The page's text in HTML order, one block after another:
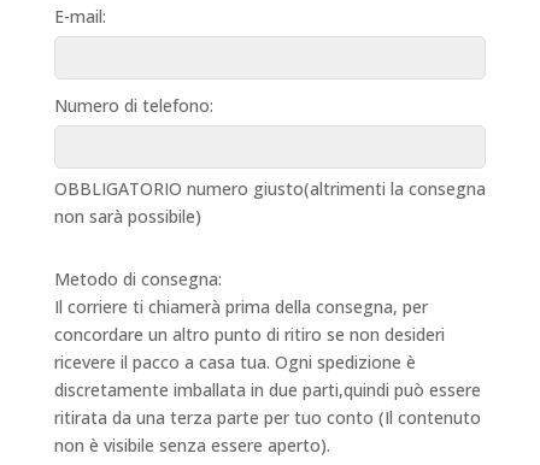
E-mail:
Numero di telefono:
OBBLIGATORIO numero giusto(altrimenti la consegna
non sarà possibile)
Metodo di consegna:
Il corriere ti chiamerà prima della consegna, per
concordare un altro punto di ritiro se non desideri
ricevere il pacco a casa tua. Ogni spedizione è
discretamente imballata in due parti,quindi può essere
ritirata da una terza parte per tuo conto (Il contenuto
non è visibile senza essere aperto).